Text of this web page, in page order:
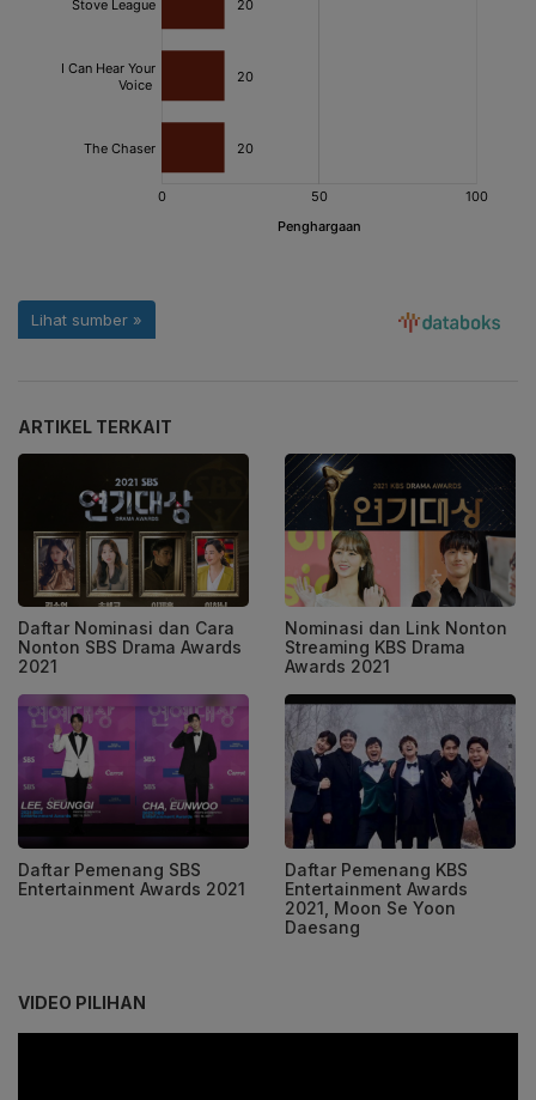
ARTIKEL TERKAIT
Daftar Nominasi dan Cara
Nonton SBS Drama Awards
2021
Nominasi dan Link Nonton
Streaming KBS Drama
Awards 2021
Daftar Pemenang SBS
Entertainment Awards 2021
Daftar Pemenang KBS
Entertainment Awards
2021, Moon Se Yoon
Daesang
VIDEO PILIHAN